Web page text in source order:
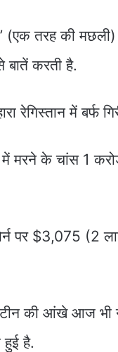
’ (एक तरह की
करती है.
रेगिस्तान में बर्फ
में मरने के चांस 1
पर $3,075 (2
की आंखे आज भी
है.